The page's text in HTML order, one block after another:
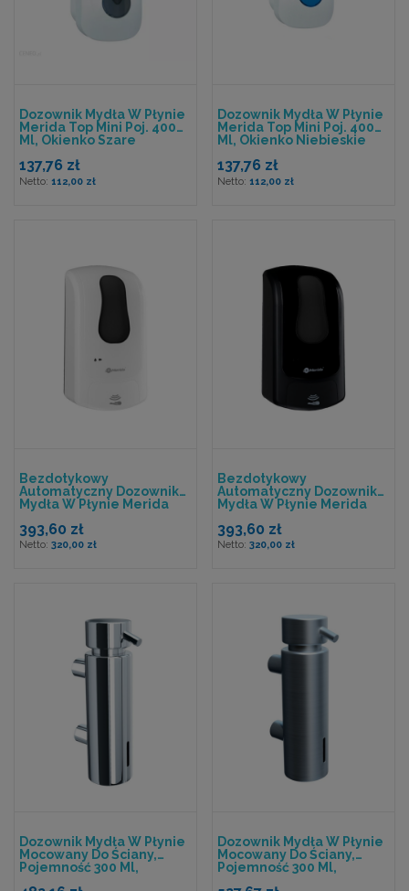
Dozownik Mydła W Płynie
Merida Top Mini Poj. 400
Ml, Okienko Szare
137,76 zł
112,00 zł
Dozownik Mydła W Płynie
Merida Top Mini Poj. 400
Ml, Okienko Niebieskie
137,76 zł
112,00 zł
Bezdotykowy
Automatyczny Dozownik
Mydła W Płynie Merida
One Biały
393,60 zł
320,00 zł
Bezdotykowy
Automatyczny Dozownik
Mydła W Płynie Merida
One Czarny
393,60 zł
320,00 zł
Dozownik Mydła W Płynie
Mocowany Do Ściany,
Pojemność 300 Ml,
Dozownik Mydła W Płynie
Mocowany Do Ściany,
Pojemność 300 Ml,